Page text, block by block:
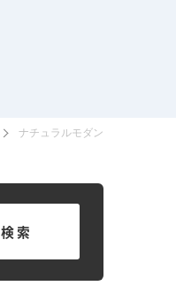
ナチュラルモダン
検索